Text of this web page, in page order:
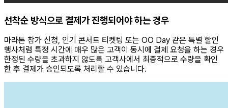
선착순 방식으로 결제가 진행되어야 하는 경우
마라톤 참가 신청, 인기 콘서트 티켓팅 또는 OO Day 같은 특별 할인
행사처럼 특정 시간에 매우 많은 고객이 동시에 결제 요청을 하는 경우
한정된 수량을 초과하지 않도록 고객사에서 최종적으로 수량을 확인
한 후 결제가 승인되도록 처리할 수 있습니다.